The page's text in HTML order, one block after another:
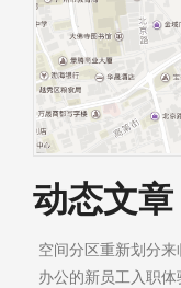
动态文章
空间分区重新划分
办公的新员工入职体